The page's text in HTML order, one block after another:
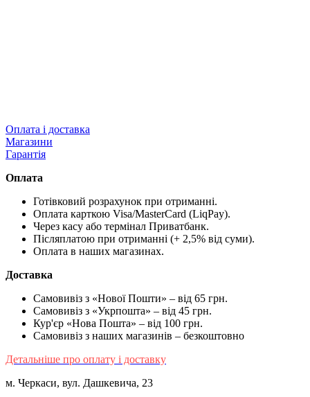
Оплата і доставка
Магазини
Гарантія
Оплата
Готівковий розрахунок при отриманні.
Оплата карткою Visa/MasterCard (LiqPay).
Через касу або термінал Приватбанк.
Післяплатою при отриманні (+ 2,5% від суми).
Оплата в наших магазинах.
Доставка
Самовивіз з «Нової Пошти» – від 65 грн.
Самовивіз з «Укрпошта» – від 45 грн.
Кур'єр «Нова Пошта» – від 100 грн.
Самовивіз з наших магазинів – безкоштовно
Детальніше про оплату і доставку
м. Черкаси, вул. Дашкевича, 23